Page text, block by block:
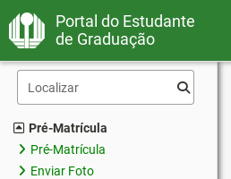
Portal do Estudante
de Graduação
Pré-Matrícula
Pré-Matrícula
Enviar Foto